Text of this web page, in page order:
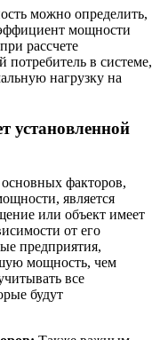
можно определить,
мощности
рассчете
в системе,
нагрузку на
установленной
факторов,
является
или объект имеет
от его
предприятия,
мощность, чем
все
будут